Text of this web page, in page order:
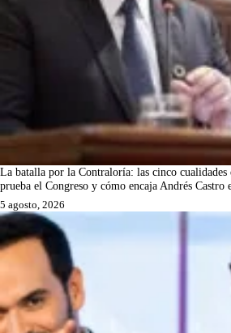
La batalla por la Contraloría: las cinco cualidades
prueba el Congreso y cómo encaja Andrés Castro
5 agosto, 2026